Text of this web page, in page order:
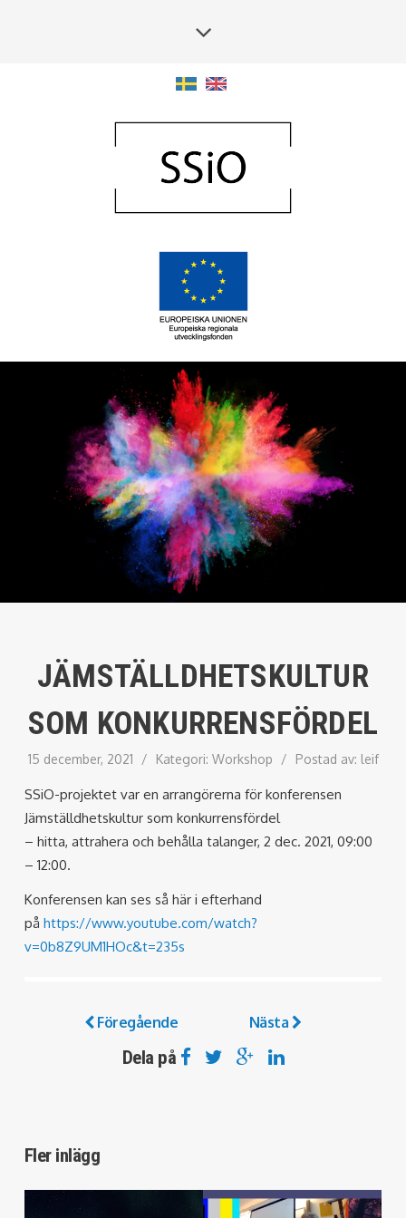
JÄMSTÄLLDHETSKULTUR
SOM KONKURRENSFÖRDEL
15 december, 2021 / Kategori: Workshop / Postad av: leif
SSiO-projektet var en arrangörerna för konferensen
Jämställdhetskultur som konkurrensfördel
– hitta, attrahera och behålla talanger, 2 dec. 2021, 09:00
– 12:00.
Konferensen kan ses så här i efterhand
på https://www.youtube.com/watch?
v=0b8Z9UM1HOc&t=235s
Föregående Nästa
Dela på
Fler inlägg